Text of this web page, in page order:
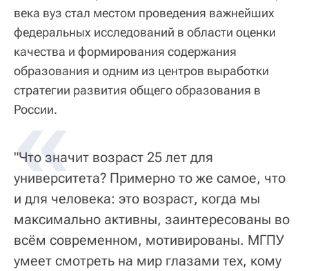
века вуз стал местом проведения важнейших
федеральных исследований в области оценки
качества и формирования содержания
образования и одним из центров выработки
стратегии развития общего образования в
России.
«
"Что значит возраст 25 лет для
университета? Примерно то же самое, что
и для человека: это возраст, когда мы
максимально активны, заинтересованы во
всём современном, мотивированы. МГПУ
умеет смотреть на мир глазами тех, кому